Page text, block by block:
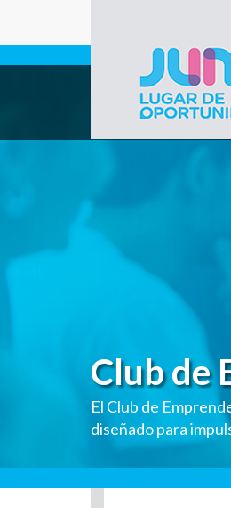
Gobierno
Junín
Club de
El Club de
diseñado para